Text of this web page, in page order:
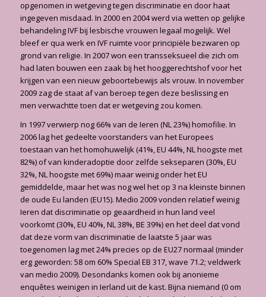
opgenomen in wetgeving tegen discriminatie en door haat
ingegeven misdaad. In 2000 en 2004 werd via wetten op gelijke
behandeling IVF bij lesbische vrouwen legaal mogelijk. Wel
bleef er qua werk en IVF ruimte voor principiële bezwaren op
grond van religie. In 2007 won een transseksueel die zich om
had laten bouwen een zaak bij het hooggerechtshof voor het
krijgen van een nieuw geboortebewijs als vrouw. In november
2009 zag de staat af van beroep tegen deze beslissing en
men verwachtte toen dat er wetgeving zou komen.
In 1997 verwierp nog 66% van de Ieren (NL 23%) homofilie. In
2006 lag het gedeelte voorstanders van het Europees
toestaan van het homohuwelijk (41%, EU 44%, NL hoogste met
82%) of van kinderadoptie door zelfde sekseparen (30%, EU
32%, NL hoogste met 69%) maar weinig onder het EU
gemiddelde, maar het was nog wel het op 3 na kleinste binnen
de oude Eu landen (EU15). Medio 2009 vonden relatief weinig
Ieren dat discriminatie op geaardheid in hun land veel
voorkomt (30%, EU 40%, NL 38%, BE 39%) en het deel dat vond
dat deze vorm van discriminatie de laatste 5 jaar was
toegenomen lag met 24% precies op de EU27 normaal (minder
erg geworden: 58 om 60% Special EB 317, wave 71.2; veldwerk
van medio 2009). Desondanks komen ook bij anonieme
enquêtes weinigen in Ierland uit de kast. Bijna niemand (0 om